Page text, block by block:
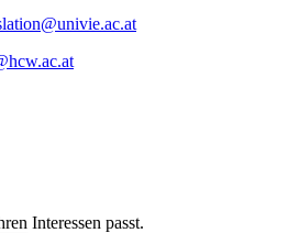
Interessen passt.